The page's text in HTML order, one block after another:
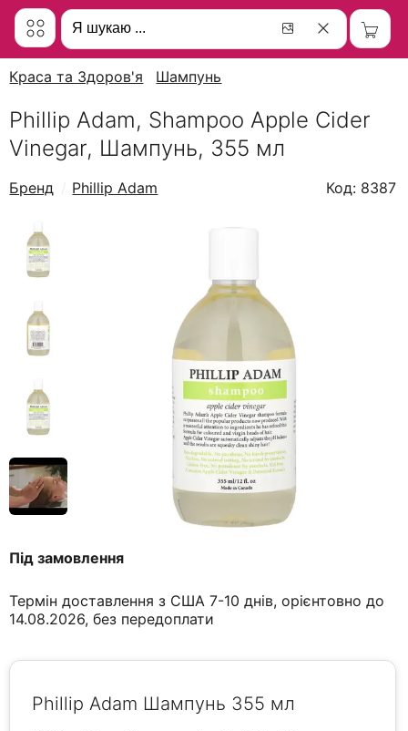
Краса та Здоров'я Шампунь
Phillip Adam, Shampoo Apple Cider
Vinegar, Шампунь, 355 мл
Бренд Phillip Adam Код: 8387
Під замовлення
Термін доставлення з США 7-10 днів, орієнтовно до
14.08.2026, без передоплати
Phillip Adam Шампунь 355 мл